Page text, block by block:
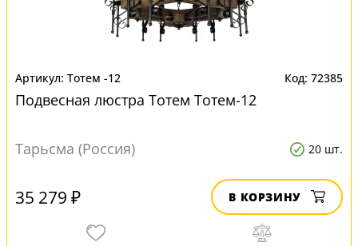
Тотем -12 72385
Подвесная люстра Тотем Тотем-12
Тарьсма (Россия) 20 шт.
35 279 ₽ В КОРЗИНУ